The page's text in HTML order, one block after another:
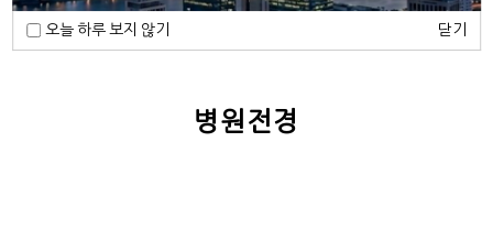
오늘 하루 보지 않기 닫기
병원전경